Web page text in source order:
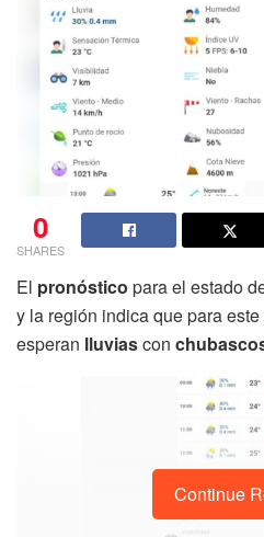
0
SHARES
El pronóstico para el estado
y la región indica que para este
esperan lluviascon
Continue